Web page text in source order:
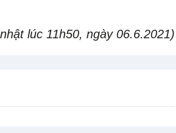
lúc 11h50, ngày 06.6.2021)